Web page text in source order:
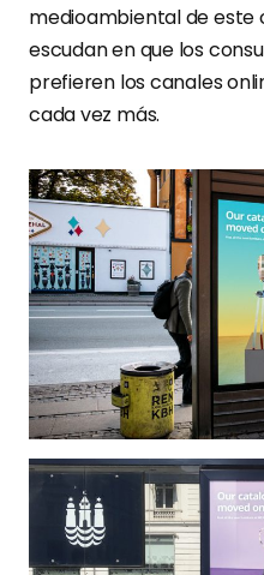
medioambiental de este
escudan en que los
prefieren los canales
cada vez más.